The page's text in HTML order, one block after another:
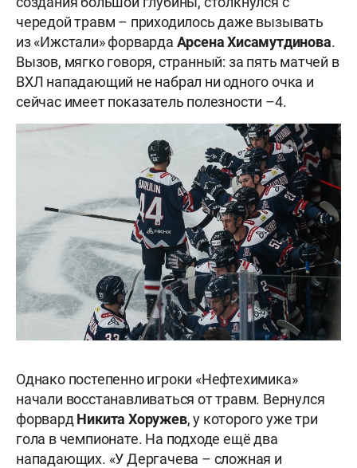
чередой травм – приходилось даже вызывать
из «Ижстали» форварда Арсена Хисамутдинова.
Вызов, мягко говоря, странный: за пять матчей в
ВХЛ нападающий не набрал ни одного очка и
сейчас имеет показатель полезности –4.
Однако постепенно игроки «Нефтехимика»
начали восстанавливаться от травм. Вернулся
форвард Никита Хоружев, у которого уже три
гола в чемпионате. На подходе ещё два
нападающих. «У Дергачева – сложная и